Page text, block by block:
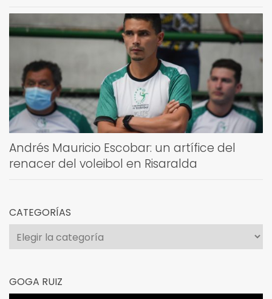
Andrés Mauricio Escobar: un artífice del
renacer del voleibol en Risaralda
CATEGORÍAS
Categorías
GOGA RUIZ